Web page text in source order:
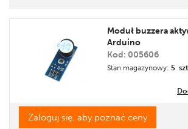
Cena
Moduł buzzera
Arduino
Kod: 005606
Stan magazynowy: 5
Zaloguj się, aby poznać ceny